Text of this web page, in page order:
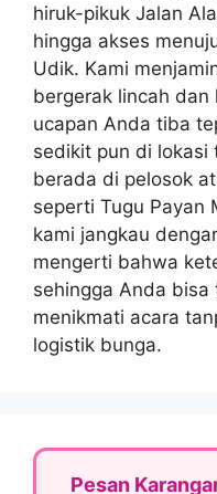
hiruk-pikuk Jalan
hingga akses
Udik. Kami
bergerak lincah dan
ucapan Anda tiba
sedikit pun di lokasi
berada di pelosok
seperti Tugu Payan
kami jangkau
mengerti bahwa
sehingga Anda
menikmati acara
logistik bunga.
Pesan